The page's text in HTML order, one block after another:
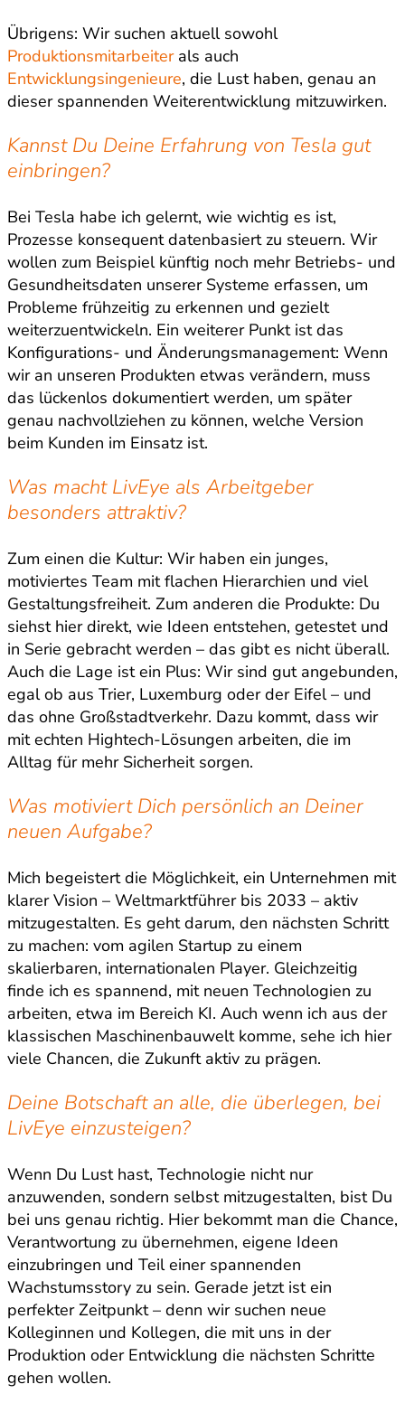
Übrigens: Wir suchen aktuell sowohl
Produktionsmitarbeiter als auch
Entwicklungsingenieure, die Lust haben, genau an
dieser spannenden Weiterentwicklung mitzuwirken.
Kannst Du Deine Erfahrung von Tesla gut
einbringen?
Bei Tesla habe ich gelernt, wie wichtig es ist,
Prozesse konsequent datenbasiert zu steuern. Wir
wollen zum Beispiel künftig noch mehr Betriebs- und
Gesundheitsdaten unserer Systeme erfassen, um
Probleme frühzeitig zu erkennen und gezielt
weiterzuentwickeln. Ein weiterer Punkt ist das
Konfigurations- und Änderungsmanagement: Wenn
wir an unseren Produkten etwas verändern, muss
das lückenlos dokumentiert werden, um später
genau nachvollziehen zu können, welche Version
beim Kunden im Einsatz ist.
Was macht LivEye als Arbeitgeber
besonders attraktiv?
Zum einen die Kultur: Wir haben ein junges,
motiviertes Team mit flachen Hierarchien und viel
Gestaltungsfreiheit. Zum anderen die Produkte: Du
siehst hier direkt, wie Ideen entstehen, getestet und
in Serie gebracht werden – das gibt es nicht überall.
Auch die Lage ist ein Plus: Wir sind gut angebunden,
egal ob aus Trier, Luxemburg oder der Eifel – und
das ohne Großstadtverkehr. Dazu kommt, dass wir
mit echten Hightech-Lösungen arbeiten, die im
Alltag für mehr Sicherheit sorgen.
Was motiviert Dich persönlich an Deiner
neuen Aufgabe?
Mich begeistert die Möglichkeit, ein Unternehmen mit
klarer Vision – Weltmarktführer bis 2033 – aktiv
mitzugestalten. Es geht darum, den nächsten Schritt
zu machen: vom agilen Startup zu einem
skalierbaren, internationalen Player. Gleichzeitig
finde ich es spannend, mit neuen Technologien zu
arbeiten, etwa im Bereich KI. Auch wenn ich aus der
klassischen Maschinenbauwelt komme, sehe ich hier
viele Chancen, die Zukunft aktiv zu prägen.
Deine Botschaft an alle, die überlegen, bei
LivEye einzusteigen?
Wenn Du Lust hast, Technologie nicht nur
anzuwenden, sondern selbst mitzugestalten, bist Du
bei uns genau richtig. Hier bekommt man die Chance,
Verantwortung zu übernehmen, eigene Ideen
einzubringen und Teil einer spannenden
Wachstumsstory zu sein. Gerade jetzt ist ein
perfekter Zeitpunkt – denn wir suchen neue
Kolleginnen und Kollegen, die mit uns in der
Produktion oder Entwicklung die nächsten Schritte
gehen wollen.